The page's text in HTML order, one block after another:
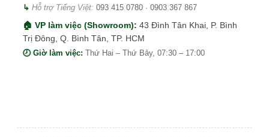
↳ Hỗ trợ Tiếng Việt: 093 415 0780 · 0903 367 867
🏠 VP làm việc (Showroom): 43 Đình Tân Khai, P. Bình
Trị Đông, Q. Bình Tân, TP. HCM
🕗 Giờ làm việc: Thứ Hai – Thứ Bảy, 07:30 – 17:00